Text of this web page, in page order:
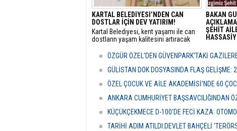
KARTAL BELEDİYESİ’NDEN CAN
DOSTLAR İÇİN DEV YATIRIM!
Kartal Belediyesi, kent yaşamı ile can
dostların yaşam kalitesini artıracak
BAKAN
ŞEHİT
sunulan
Türkiye"
ÖZGÜR ÖZEL'DEN GÜVENPARK'TAKİ
GÜLİSTAN DOK DOSYASINDA FLAŞ
ÖZEL ÇOCUK VE AİLE AKADEMİSİ'NDE 60
ANKARA CUMHURİYET BAŞSAVCILIĞINDAN
KÜÇÜKÇEKMECE D-100'DE FECİ KAZA:
TARİHİ ADIM ATILDI:DEVLET BAHÇELİ